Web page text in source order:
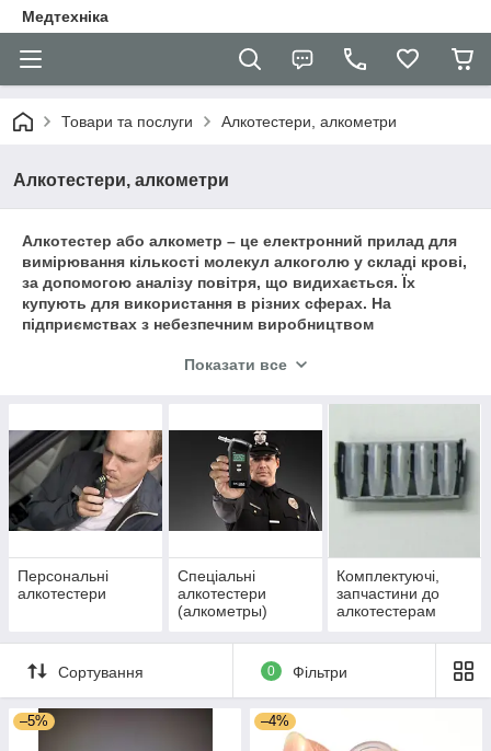
Медтехніка
Товари та послуги Алкотестери, алкометри
Алкотестери, алкометри
Алкотестер або алкометр – це електронний прилад для
вимірювання кількості молекул алкоголю у складі крові,
за допомогою аналізу повітря, що видихається. Їх
купують для використання в різних сферах. На
підприємствах з небезпечним виробництвом
громадського транспорту на передрейсових перевірках.
домашнього користування. Алкометри, за кількістю
тестів, що проводяться за день, діляться на кілька груп:
персональні, спеціальні.
Показати все
Персональні
алкотестери
Спеціальні
алкотестери
(алкометры)
Комплектуючі,
запчастини до
алкотестерам
Сортування 0 Фільтри
–5% –4%